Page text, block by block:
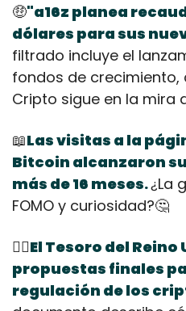
🤑"a16z planea
dólares para sus
filtrado incluye el
fondos de crecimiento,
Cripto sigue en la mira
📖Las visitas a la
Bitcoin alcanzaron
más de 16 meses.¿La
FOMO y curiosidad?🤔
👩‍⚖El Tesoro del
propuestas finales
regulación de los